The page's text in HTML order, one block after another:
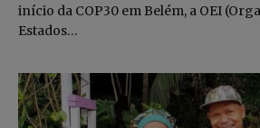
início da COP30 em Belém, a OEI
Estados…